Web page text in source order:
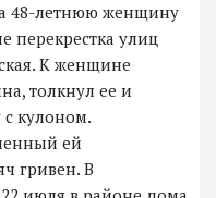
48-летнюю женщину
перекрестка улиц
К женщине
толкнул ее и
кулоном.
ей
гривен. В